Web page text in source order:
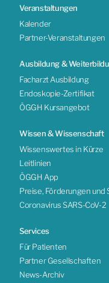
Veranstaltungen
Kalender
Partner-Veranstaltungen
Ausbildung &
Facharzt Ausbildung
Endoskopie-Zertifikat
ÖGGH Kursangebot
Wissen & Wissenschaft
Wissenswertes in Kürze
Leitlinien
ÖGGH App
Preise, Förderungen und
Coronavirus SARS-CoV-2
Services
Für Patienten
Partner Gesellschaften
News-Archiv